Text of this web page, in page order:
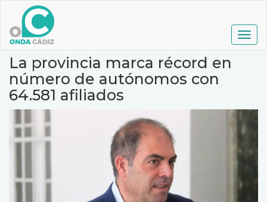
contenido
principal
La provincia marca récord en
número de autónomos con
64.581 afiliados